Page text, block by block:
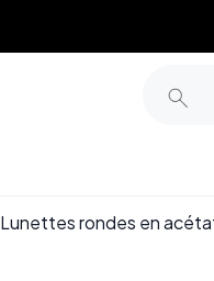
Lunettes rondes en